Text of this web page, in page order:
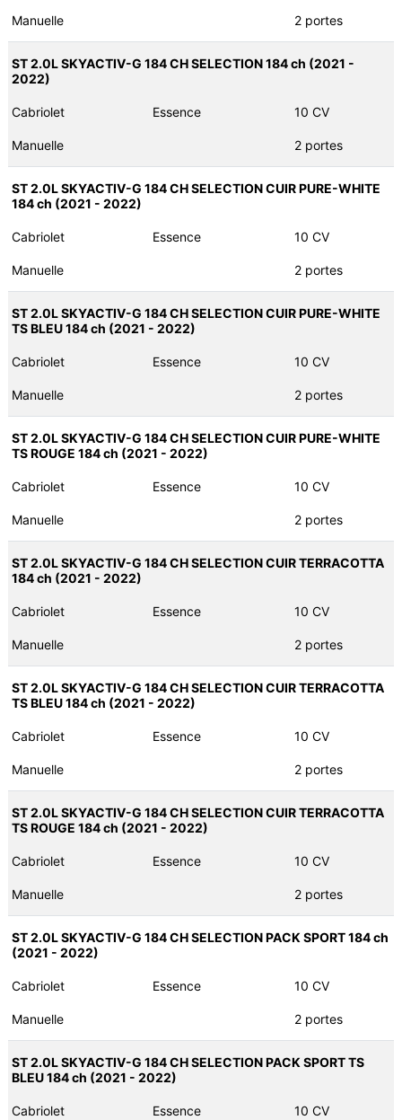
Manuelle 2 portes
ST 2.0L SKYACTIV-G 184 CH SELECTION 184 ch (2021 -
2022)
Cabriolet Essence 10 CV
Manuelle 2 portes
ST 2.0L SKYACTIV-G 184 CH SELECTION CUIR PURE-WHITE
184 ch (2021 - 2022)
Cabriolet Essence 10 CV
Manuelle 2 portes
ST 2.0L SKYACTIV-G 184 CH SELECTION CUIR PURE-WHITE
TS BLEU 184 ch (2021 - 2022)
Cabriolet Essence 10 CV
Manuelle 2 portes
ST 2.0L SKYACTIV-G 184 CH SELECTION CUIR PURE-WHITE
TS ROUGE 184 ch (2021 - 2022)
Cabriolet Essence 10 CV
Manuelle 2 portes
ST 2.0L SKYACTIV-G 184 CH SELECTION CUIR TERRACOTTA
184 ch (2021 - 2022)
Cabriolet Essence 10 CV
Manuelle 2 portes
ST 2.0L SKYACTIV-G 184 CH SELECTION CUIR TERRACOTTA
TS BLEU 184 ch (2021 - 2022)
Cabriolet Essence 10 CV
Manuelle 2 portes
ST 2.0L SKYACTIV-G 184 CH SELECTION CUIR TERRACOTTA
TS ROUGE 184 ch (2021 - 2022)
Cabriolet Essence 10 CV
Manuelle 2 portes
ST 2.0L SKYACTIV-G 184 CH SELECTION PACK SPORT 184 ch
(2021 - 2022)
Cabriolet Essence 10 CV
Manuelle 2 portes
ST 2.0L SKYACTIV-G 184 CH SELECTION PACK SPORT TS
BLEU 184 ch (2021 - 2022)
Cabriolet Essence 10 CV